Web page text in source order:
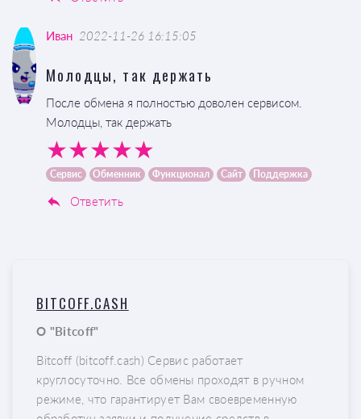
Иван 2022-11-26 16:15:05
Молодцы, так держать
После обмена я полностью доволен сервисом.
Молодцы, так держать
Сервис Обменник Функционал Сайт Поддержка
Ответить
BITCOFF.CASH
О "Bitcoff"
Bitcoff (bitcoff.cash) Сервис работает
круглосуточно. Все обмены проходят в ручном
режиме, что гарантирует Вам своевременную